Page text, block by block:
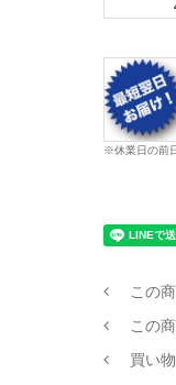
※休業日の前
この
この
買い